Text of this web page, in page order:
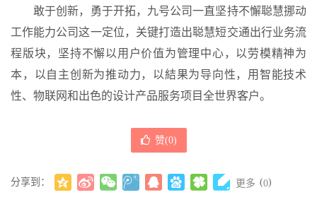
敢于创新，勇于开拓，九号公司一直坚持不懈聪慧挪动
工作能力公司这一定位，关键打造出聪慧短交通出行业务流
程版块，坚持不懈以用户价值为管理中心，以劳模精神为
本，以自主创新为推动力，以結果为导向性，用智能技术
性、物联网和出色的设计产品服务项目全世界客户。
赞(0)
分享到： 更多 (0)